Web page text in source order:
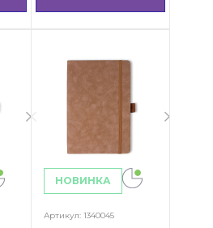
НОВИНКА
Артикул: 1340045